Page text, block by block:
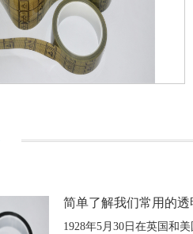
简单了解我们常用的透
1928年5月30日在英国和